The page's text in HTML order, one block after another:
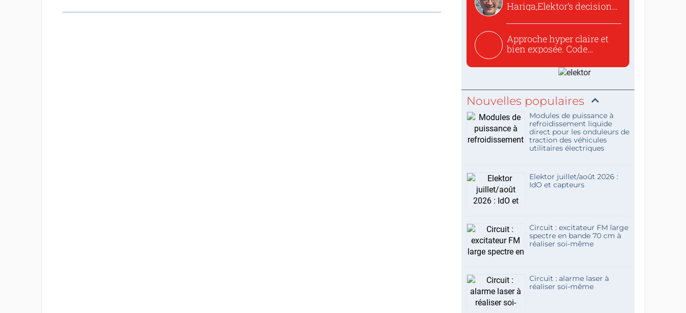
Hariga,Elektor’s decision
Approche hyper claire et
bien exposée. Code
Nouvelles populaires
Modules de puissance à
refroidissement liquide
direct pour les onduleurs de
traction des véhicules
utilitaires électriques
Elektor juillet/août 2026 :
IdO et capteurs
Circuit : excitateur FM large
spectre en bande 70 cm à
réaliser soi-même
Circuit : alarme laser à
réaliser soi-même